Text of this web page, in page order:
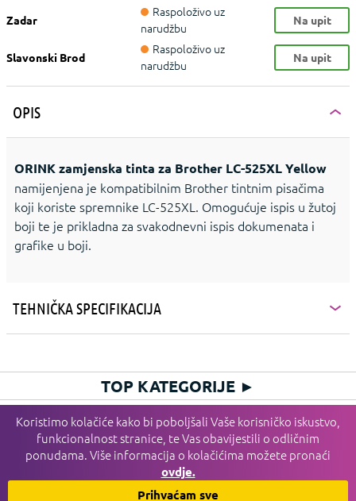
Zadar
Raspoloživo uz
narudžbu
Na upit
Slavonski Brod
Raspoloživo uz
narudžbu
Na upit
OPIS
ORINK zamjenska tinta za Brother LC-525XL Yellow
namijenjena je kompatibilnim Brother tintnim pisačima
koji koriste spremnike LC-525XL. Omogućuje ispis u žutoj
boji te je prikladna za svakodnevni ispis dokumenata i
grafike u boji.
TEHNIČKA SPECIFIKACIJA
Koristimo kolačiće kako bi poboljšali Vaše korisničko iskustvo,
funkcionalnost stranice, te Vas obavijestili o odličnim
ponudama. Više informacija o kolačićima možete pronaći
ovdje.
Prihvaćam sve
TOP KATEGORIJE ►
HIT KATEGORIJE ►
PLAĆANJE I DOSTAVA I SERVIS►
INFORMACIJE
HGSPOT►